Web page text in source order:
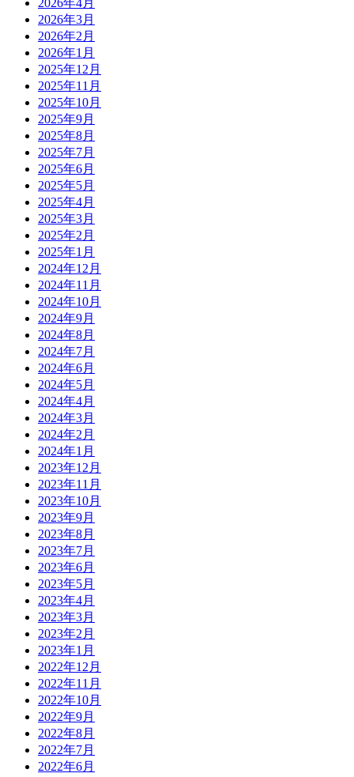
2026年4月
2026年3月
2026年2月
2026年1月
2025年12月
2025年11月
2025年10月
2025年9月
2025年8月
2025年7月
2025年6月
2025年5月
2025年4月
2025年3月
2025年2月
2025年1月
2024年12月
2024年11月
2024年10月
2024年9月
2024年8月
2024年7月
2024年6月
2024年5月
2024年4月
2024年3月
2024年2月
2024年1月
2023年12月
2023年11月
2023年10月
2023年9月
2023年8月
2023年7月
2023年6月
2023年5月
2023年4月
2023年3月
2023年2月
2023年1月
2022年12月
2022年11月
2022年10月
2022年9月
2022年8月
2022年7月
2022年6月